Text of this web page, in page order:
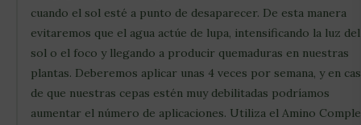
cuando el sol esté a punto de desaparecer. De esta manera
evitaremos que el agua actúe de lupa, intensificando la luz del
sol o el foco y llegando a producir quemaduras en nuestras
plantas. Deberemos aplicar unas 4 veces por semana, y en
de que nuestras cepas estén muy debilitadas podríamos
aumentar el número de aplicaciones. Utiliza el Amino